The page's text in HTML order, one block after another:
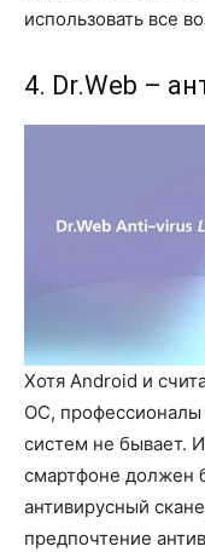
использовать все
4. Dr.Web –
Хотя Android и
ОС, профессионалы
систем не бывает.
смартфоне должен
антивирусный
предпочтение